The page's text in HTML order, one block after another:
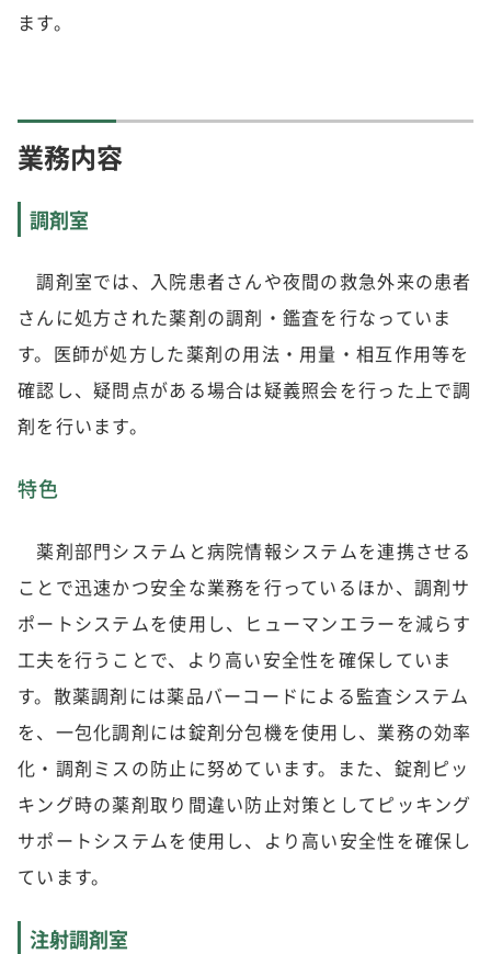
ます。
業務内容
調剤室
調剤室では、入院患者さんや夜間の救急外来の患者
さんに処方された薬剤の調剤・鑑査を行なっていま
す。医師が処方した薬剤の用法・用量・相互作用等を
確認し、疑問点がある場合は疑義照会を行った上で調
剤を行います。
特色
薬剤部門システムと病院情報システムを連携させる
ことで迅速かつ安全な業務を行っているほか、調剤サ
ポートシステムを使用し、ヒューマンエラーを減らす
工夫を行うことで、より高い安全性を確保していま
す。散薬調剤には薬品バーコードによる監査システム
を、一包化調剤には錠剤分包機を使用し、業務の効率
化・調剤ミスの防止に努めています。また、錠剤ピッ
キング時の薬剤取り間違い防止対策としてピッキング
サポートシステムを使用し、より高い安全性を確保し
ています。
注射調剤室